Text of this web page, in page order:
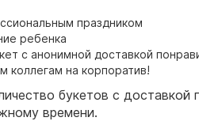
праздником
ребенка
с анонимной доставкой
коллегам на корпоратив!
букетов с
времени.